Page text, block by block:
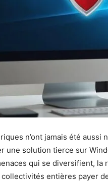
n’ont jamais été
une solution tierce sur
qui se diversifient,
collectivités entières payer